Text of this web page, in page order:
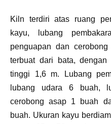
Kiln terdiri atas ruang
kayu, lubang
penguapan dan
terbuat dari bata,
tinggi 1,6 m. Lubang
lubang udara 6 buah,
cerobong asap 1 buah
buah. Ukuran kayu